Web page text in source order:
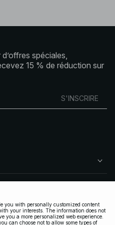
spéciales,
15 % de réduction sur
S'INSCRIRE